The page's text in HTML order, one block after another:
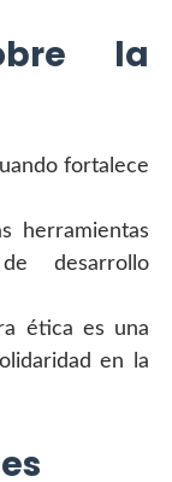
la
fortalece
herramientas
desarrollo
ética es una
en la